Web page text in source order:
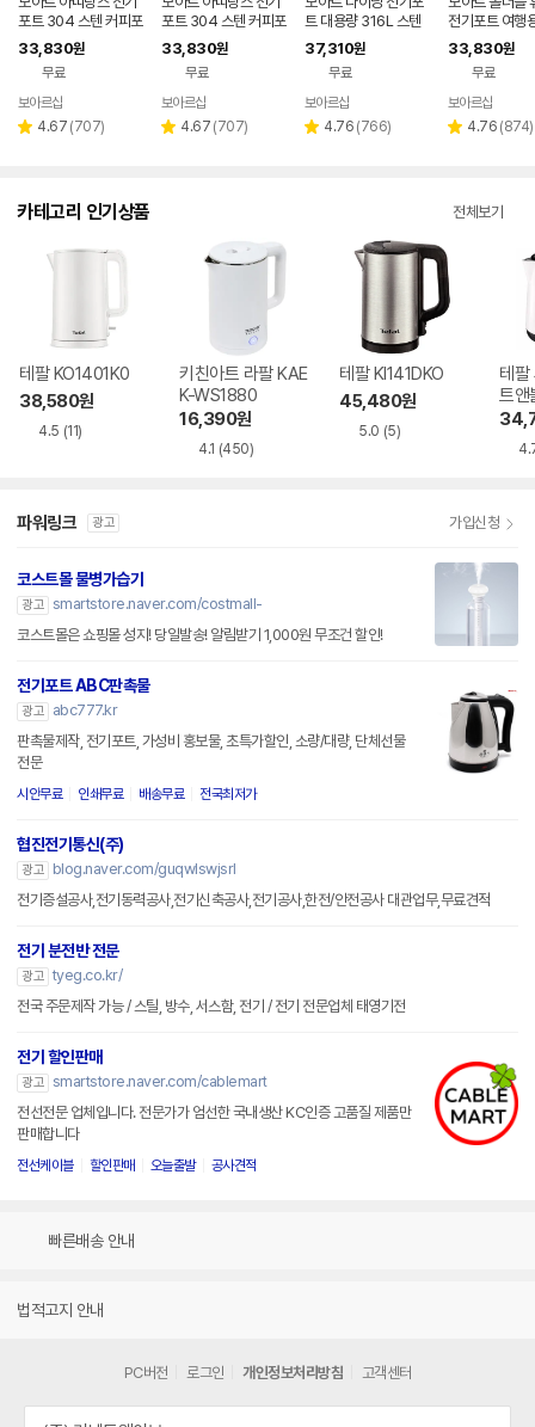
포트 304 스텐 커피포
트 화이트
33,830원
무료
페이
보아르샵
별 4.67 리
(707)
포트 304 스텐 커피포
트 베이지
33,830원
무료
페이
보아르샵
별 4.67 리
(707)
트 대용량 316L 스텐
커피포트 2L 보온 무
선 올스텐 포터 주전자
37,310원
무료
페이
보아르샵
별 4.76 리
(766)
전기포트 여행
접이식 커피 프
캠핑
33,830원
무료
페이
보아르샵
별 4.76 리
(874)
카테고리 인기상품 전체보기
테팔 KO1401K0
38,580원
4.5 (11)
키친아트 라팔 KAE
K-WS1880
16,390원
4.1 (450)
테팔 KI141DKO
45,480원
5.0 (5)
테팔
트앤
파워링크 광고 가입신청
코스트몰 물병가습기
광고 smartstore.naver.com/costmall-
코스트몰은 쇼핑몰 성지! 당일발송! 알림받기 1,000원 무조건 할인!
전기포트 ABC판촉물
광고
abc777.kr
판촉물제작, 전기포트, 가성비 홍보물, 초특가할인, 소량/대량, 단체선물
전문
시안무료 인쇄무료 배송무료 전국최저가
협진전기통신(주)
광고
blog.naver.com/guqwlswjsrl
전기증설공사,전기동력공사,전기신축공사,전기공사,한전/안전공사 대관업무,무료견적
전기 분전반 전문
광고 tyeg.co.kr/
전국 주문제작 가능 / 스틸, 방수, 서스함, 전기 / 전기 전문업체 태영기전
전기 할인판매
광고 smartstore.naver.com/cablemart
전선전문 업체입니다. 전문가가 엄선한 국내생산 KC인증 고품질 제품만
판매합니다
전선케이블 할인판매 오늘출발 공사견적
빠른배송 안내
법적고지 안내
PC버전 로그인 개인정보처리방침 고객센터